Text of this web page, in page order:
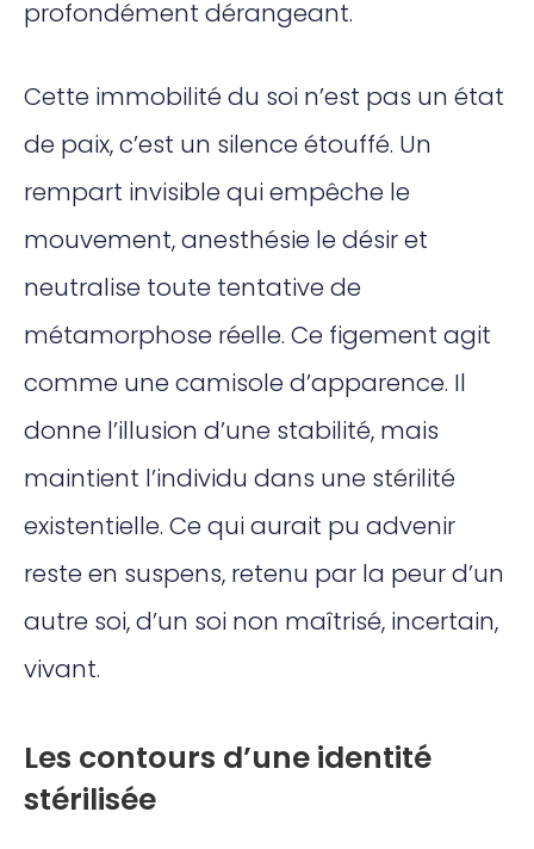
profondément dérangeant.
Cette immobilité du soi n’est pas un état
de paix, c’est un silence étouffé. Un
rempart invisible qui empêche le
mouvement, anesthésie le désir et
neutralise toute tentative de
métamorphose réelle. Ce figement agit
comme une camisole d’apparence. Il
donne l’illusion d’une stabilité, mais
maintient l’individu dans une stérilité
existentielle. Ce qui aurait pu advenir
reste en suspens, retenu par la peur d’un
autre soi, d’un soi non maîtrisé, incertain,
vivant.
Les contours d’une identité
stérilisée